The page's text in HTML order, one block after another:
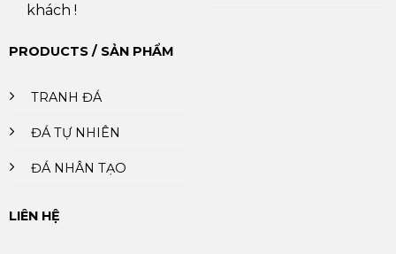
khách !
PRODUCTS / SẢN PHẨM
TRANH ĐÁ
ĐÁ TỰ NHIÊN
ĐÁ NHÂN TẠO
LIÊN HỆ